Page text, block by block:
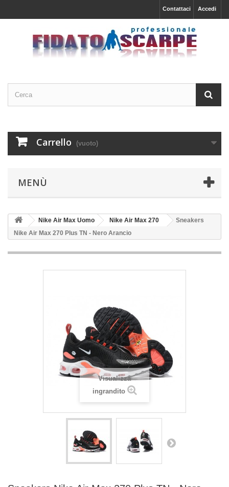
Accedi
Contattaci
Carrello (vuoto)
MENÙ
Nike Air Max Uomo Nike Air Max 270
Sneakers
Nike Air Max 270 Plus TN - Nero Arancio
Visualizza
ingrandito